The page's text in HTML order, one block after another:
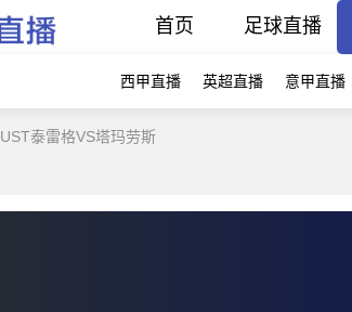
首页 足球直播
西甲直播 英超直播 意甲直播
UST泰雷格VS塔玛劳斯